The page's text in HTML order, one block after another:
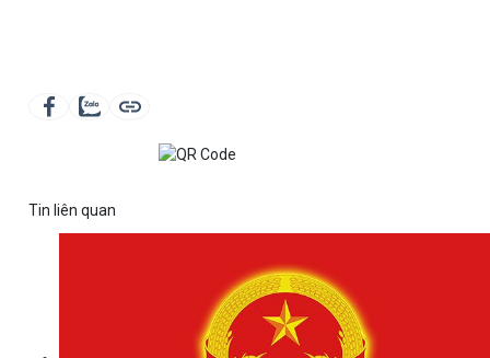
Tin liên quan